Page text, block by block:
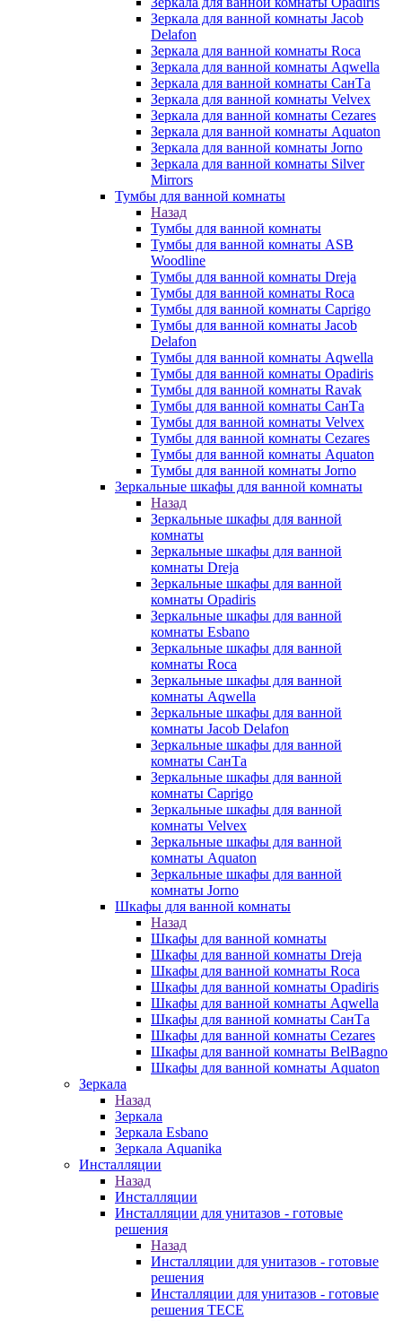
Зеркала для ванной комнаты Jacob
Delafon
Зеркала для ванной комнаты Roca
Зеркала для ванной комнаты Aqwella
Зеркала для ванной комнаты СанТа
Зеркала для ванной комнаты Velvex
Зеркала для ванной комнаты Cezares
Зеркала для ванной комнаты Aquaton
Зеркала для ванной комнаты Jorno
Зеркала для ванной комнаты Silver
Mirrors
Тумбы для ванной комнаты
Назад
Тумбы для ванной комнаты
Тумбы для ванной комнаты ASB
Woodline
Тумбы для ванной комнаты Dreja
Тумбы для ванной комнаты Roca
Тумбы для ванной комнаты Caprigo
Тумбы для ванной комнаты Jacob
Delafon
Тумбы для ванной комнаты Aqwella
Тумбы для ванной комнаты Opadiris
Тумбы для ванной комнаты Ravak
Тумбы для ванной комнаты СанТа
Тумбы для ванной комнаты Velvex
Тумбы для ванной комнаты Cezares
Тумбы для ванной комнаты Aquaton
Тумбы для ванной комнаты Jorno
Зеркальные шкафы для ванной комнаты
Назад
Зеркальные шкафы для ванной
комнаты
Зеркальные шкафы для ванной
комнаты Dreja
Зеркальные шкафы для ванной
комнаты Opadiris
Зеркальные шкафы для ванной
комнаты Esbano
Зеркальные шкафы для ванной
комнаты Roca
Зеркальные шкафы для ванной
комнаты Aqwella
Зеркальные шкафы для ванной
комнаты Jacob Delafon
Зеркальные шкафы для ванной
комнаты СанТа
Зеркальные шкафы для ванной
комнаты Caprigo
Зеркальные шкафы для ванной
комнаты Velvex
Зеркальные шкафы для ванной
комнаты Aquaton
Зеркальные шкафы для ванной
комнаты Jorno
Шкафы для ванной комнаты
Назад
Шкафы для ванной комнаты
Шкафы для ванной комнаты Dreja
Шкафы для ванной комнаты Roca
Шкафы для ванной комнаты Opadiris
Шкафы для ванной комнаты Aqwella
Шкафы для ванной комнаты СанТа
Шкафы для ванной комнаты Cezares
Шкафы для ванной комнаты BelBagno
Шкафы для ванной комнаты Aquaton
Зеркала
Назад
Зеркала
Зеркала Esbano
Зеркала Aquanika
Инсталляции
Назад
Инсталляции
Инсталляции для унитазов - готовые
решения
Назад
Инсталляции для унитазов - готовые
решения
Инсталляции для унитазов - готовые
решения TECE